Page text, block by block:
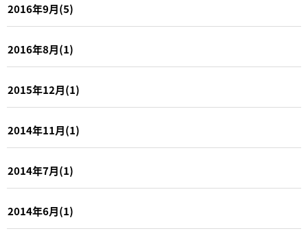
2016年9月(5)
2016年8月(1)
2015年12月(1)
2014年11月(1)
2014年7月(1)
2014年6月(1)